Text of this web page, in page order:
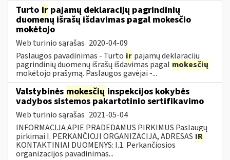
Turto ir pajamų deklaracijų pagrindinių
duomenų išrašų išdavimas pagal mokesčio
mokėtojo
Web turinio sąrašas 2020-04-09
Paslaugos pavadinimas - Turto ir pajamų deklaracijų
pagrindinių duomenų išrašų išdavimas pagal mokesčių
mokėtojo prašymą. Paslaugos gavėjai -...
Valstybinės mokesčių inspekcijos kokybės
vadybos sistemos pakartotinio sertifikavimo
Web turinio sąrašas 2021-05-04
INFORMACIJA APIE PRADEDAMUS PIRKIMUS Paslaugų
pirkimai I. PERKANČIOJI ORGANIZACIJA, ADRESAS IR
KONTAKTINIAI DUOMENYS: I.1. Perkančiosios
organizacijos pavadinimas...